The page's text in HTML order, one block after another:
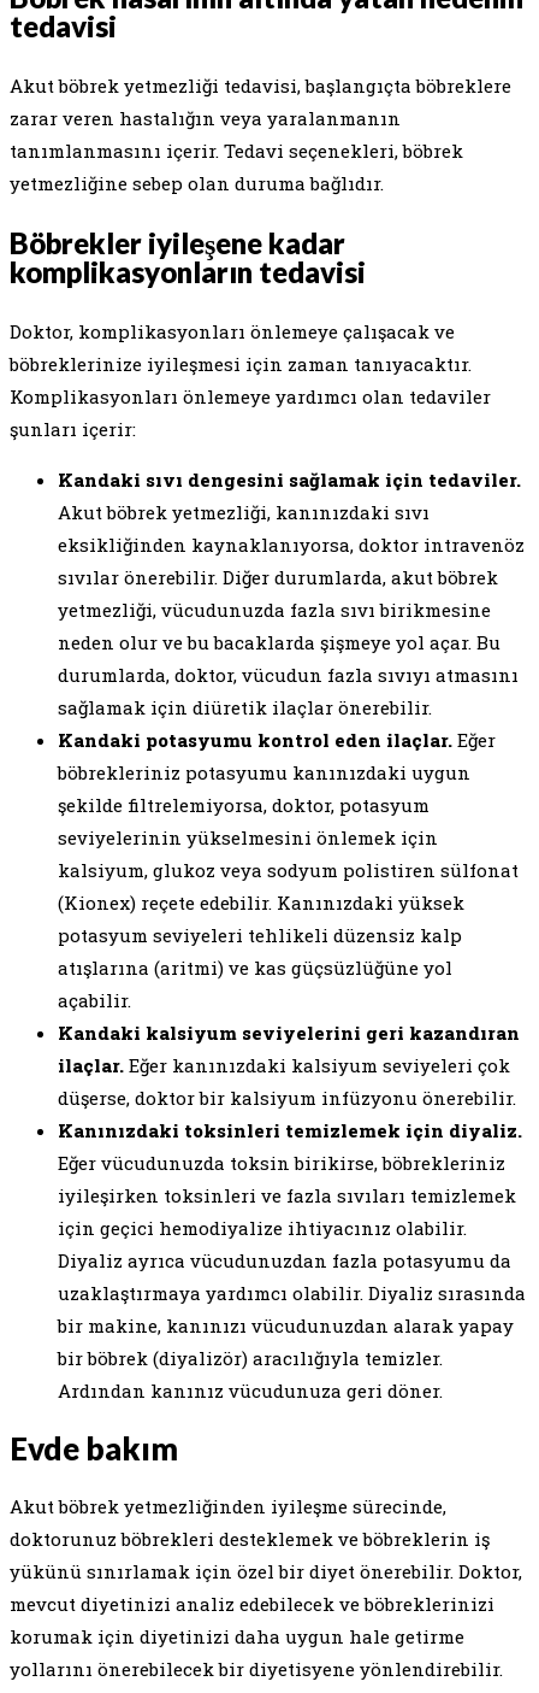
tedavisi
Akut böbrek yetmezliği tedavisi, başlangıçta böbreklere
zarar veren hastalığın veya yaralanmanın
tanımlanmasını içerir. Tedavi seçenekleri, böbrek
yetmezliğine sebep olan duruma bağlıdır.
Böbrekler iyileşene kadar
komplikasyonların tedavisi
Doktor, komplikasyonları önlemeye çalışacak ve
böbreklerinize iyileşmesi için zaman tanıyacaktır.
Komplikasyonları önlemeye yardımcı olan tedaviler
şunları içerir:
Kandaki sıvı dengesini sağlamak için tedaviler.
Akut böbrek yetmezliği, kanınızdaki sıvı
eksikliğinden kaynaklanıyorsa, doktor intravenöz
sıvılar önerebilir. Diğer durumlarda, akut böbrek
yetmezliği, vücudunuzda fazla sıvı birikmesine
neden olur ve bu bacaklarda şişmeye yol açar. Bu
durumlarda, doktor, vücudun fazla sıvıyı atmasını
sağlamak için diüretik ilaçlar önerebilir.
Kandaki potasyumu kontrol eden ilaçlar. Eğer
böbrekleriniz potasyumu kanınızdaki uygun
şekilde filtrelemiyorsa, doktor, potasyum
seviyelerinin yükselmesini önlemek için
kalsiyum, glukoz veya sodyum polistiren sülfonat
(Kionex) reçete edebilir. Kanınızdaki yüksek
potasyum seviyeleri tehlikeli düzensiz kalp
atışlarına (aritmi) ve kas güçsüzlüğüne yol
açabilir.
Kandaki kalsiyum seviyelerini geri kazandıran
ilaçlar. Eğer kanınızdaki kalsiyum seviyeleri çok
düşerse, doktor bir kalsiyum infüzyonu önerebilir.
Kanınızdaki toksinleri temizlemek için diyaliz.
Eğer vücudunuzda toksin birikirse, böbrekleriniz
iyileşirken toksinleri ve fazla sıvıları temizlemek
için geçici hemodiyalize ihtiyacınız olabilir.
Diyaliz ayrıca vücudunuzdan fazla potasyumu da
uzaklaştırmaya yardımcı olabilir. Diyaliz sırasında
bir makine, kanınızı vücudunuzdan alarak yapay
bir böbrek (diyalizör) aracılığıyla temizler.
Ardından kanınız vücudunuza geri döner.
Evde bakım
Akut böbrek yetmezliğinden iyileşme sürecinde,
doktorunuz böbrekleri desteklemek ve böbreklerin iş
yükünü sınırlamak için özel bir diyet önerebilir. Doktor,
mevcut diyetinizi analiz edebilecek ve böbreklerinizi
korumak için diyetinizi daha uygun hale getirme
yollarını önerebilecek bir diyetisyene yönlendirebilir.